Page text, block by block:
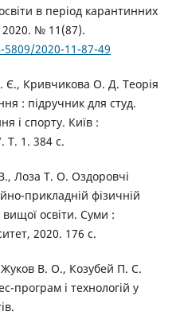
в період карантинних
№ 11(87).
2020-11-87-49
Кривчикова О. Д. Теорія
: підручник для студ.
і спорту. Київ :
Т. 1. 384 с.
Лоза Т. О. Оздоровчі
прикладній фізичній
вищої освіти. Суми :
2020. 176 с.
В. О., Козубей П. С.
програм і технологій у